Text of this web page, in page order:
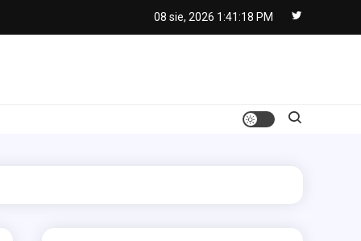
08 sie, 2026 1:41:19 PM